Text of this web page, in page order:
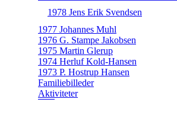
1978 Jens Erik Svendsen
1977 Johannes Muhl
1976 G. Stampe Jakobsen
1975 Martin Glerup
1974 Herluf Kold-Hansen
1973 P. Hostrup Hansen
Familiebilleder
Aktiviteter